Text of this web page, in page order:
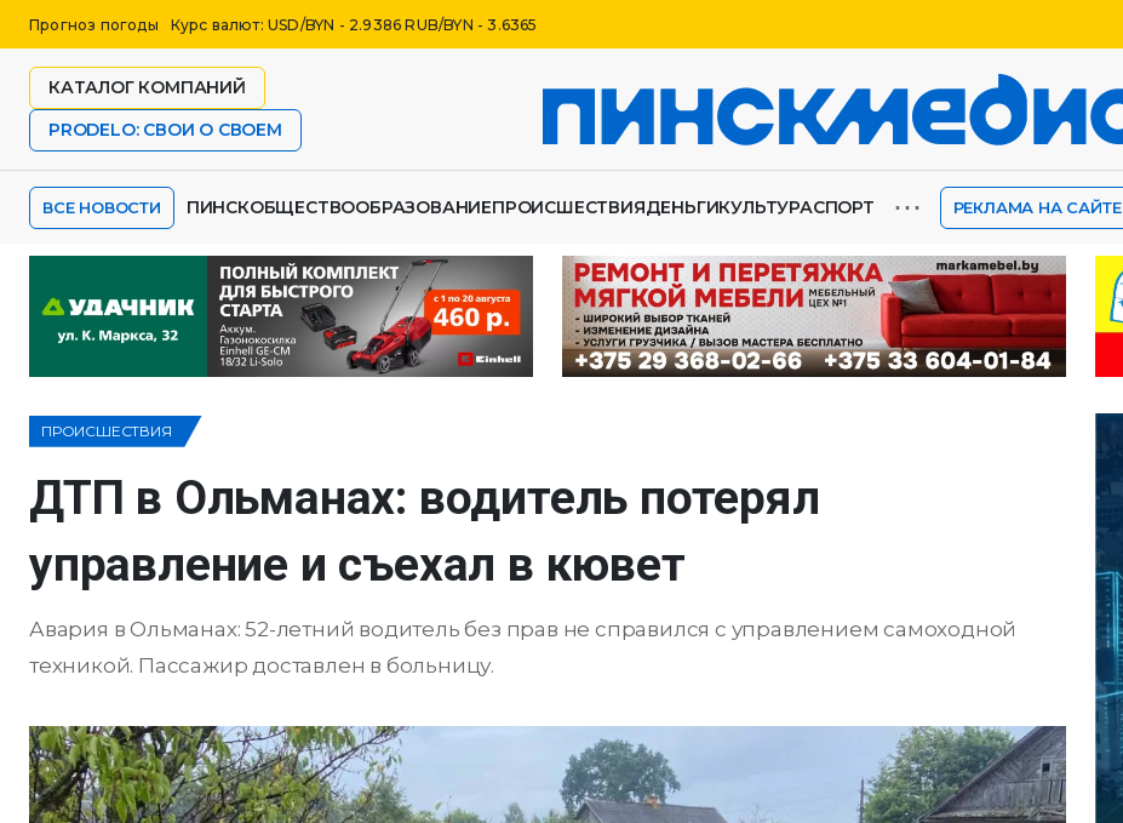
Прогноз погоды Курс валют: USD/BYN - 2.9386 RUB/BYN - 3.6365
КАТАЛОГ КОМПАНИЙ
PRODELO: СВОИ О СВОЕМ
ВСЕ НОВОСТИ ПИНСКОБЩЕСТВООБРАЗОВАНИЕПРОИСШЕСТВИЯДЕНЬГИКУЛЬТУРАСПОРТ ⋯ РЕКЛАМА НА САЙТЕ
ПРОИСШЕСТВИЯ
ДТП в Ольманах: водитель потерял
управление и съехал в кювет
Авария в Ольманах: 52-летний водитель без прав не справился с управлением самоходной
техникой. Пассажир доставлен в больницу.